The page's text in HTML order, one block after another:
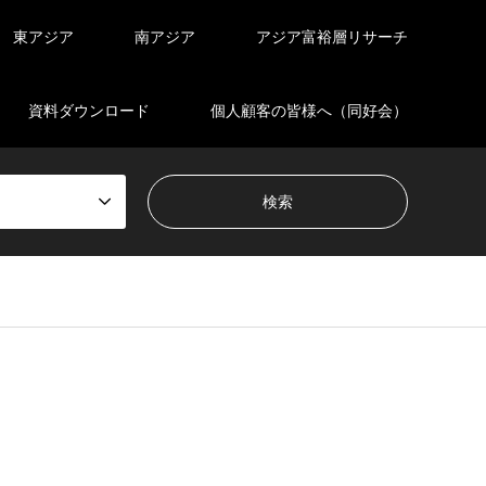
東アジア 南アジア アジア富裕層リサーチ
資料ダウンロード 個人顧客の皆様へ（同好会）